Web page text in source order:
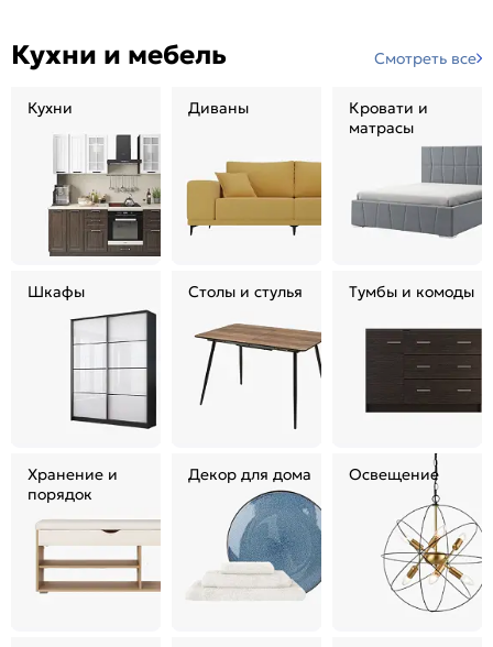
Кухни и мебель Смотреть все
Кухни Диваны
Кровати и
матрасы
Шкафы Столы и стулья Тумбы и комоды
Хранение и
порядок
Декор для дома Освещение